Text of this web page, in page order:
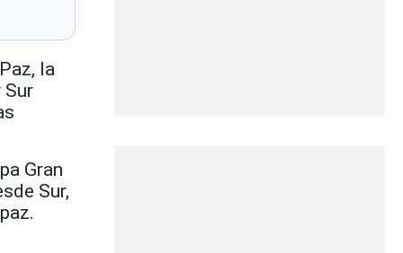
la
Sur
Gran
Sur,